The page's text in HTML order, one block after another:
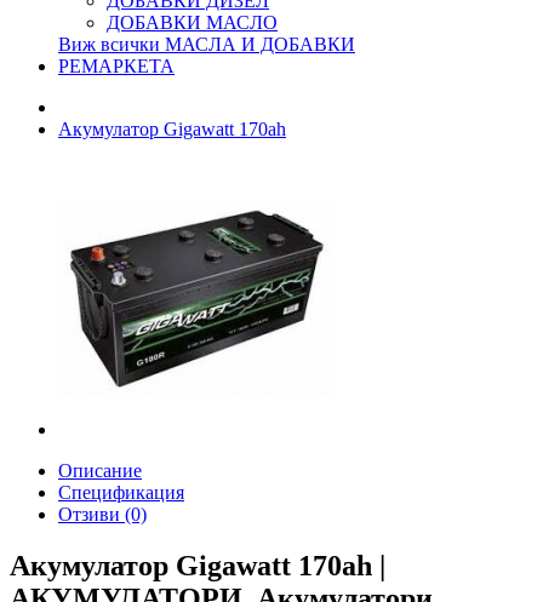
ДОБАВКИ МАСЛО
Виж всички МАСЛА И ДОБАВКИ
РЕМАРКЕТА
Акумулатор Gigawatt 170ah
Описание
Спецификация
Отзиви (0)
Акумулатор Gigawatt 170ah |